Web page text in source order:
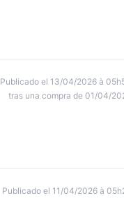
Publicado el 13/04/2026 à
tras una compra de 01/04/
Publicado el 11/04/2026 à